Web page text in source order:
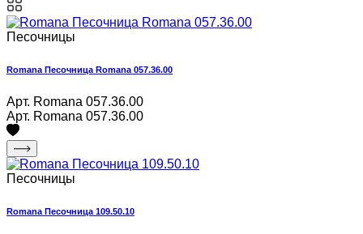
Песочницы
Romana Песочница Romana 057.36.00
Арт. Romana 057.36.00
Арт. Romana 057.36.00
Песочницы
Romana Песочница 109.50.10